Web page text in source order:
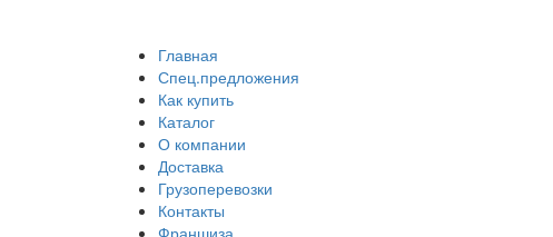
Главная
Спец.предложения
Как купить
Каталог
О компании
Доставка
Грузоперевозки
Контакты
Франшиза